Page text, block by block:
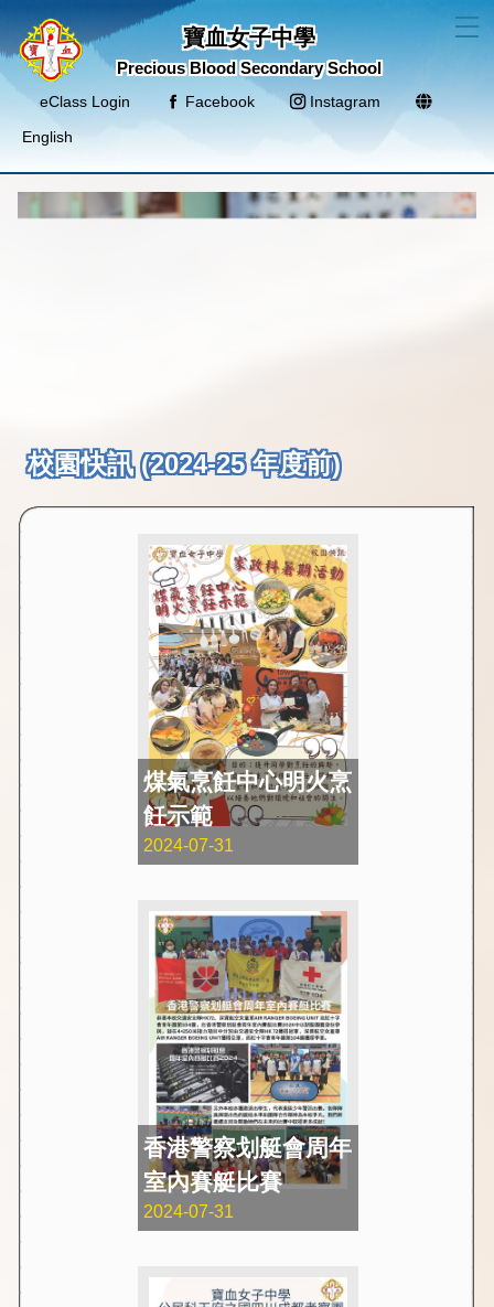
寶血女子中學
Precious Blood Secondary School
eClass Login Facebook
Instagram
English
校園快訊 (2024-25 年度前)
煤氣烹飪中心明火烹
飪示範
2024-07-31
香港警察划艇會周年
室內賽艇比賽
2024-07-31